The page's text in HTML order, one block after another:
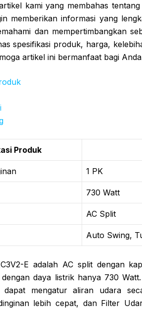
kami yang membahas
memberikan informasi yang
dan mempertimbangkan
spesifikasi produk, harga,
artikel ini bermanfaat bagi
Produk
1 PK
730 Watt
AC Split
Auto Swing,
E adalah AC split dengan
dengan daya listrik hanya 730
mengatur aliran udara
lebih cepat, dan Filter